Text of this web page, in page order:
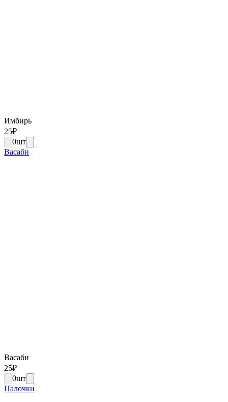
Имбирь
25₽
0шт
Васаби
Васаби
25₽
0шт
Палочки